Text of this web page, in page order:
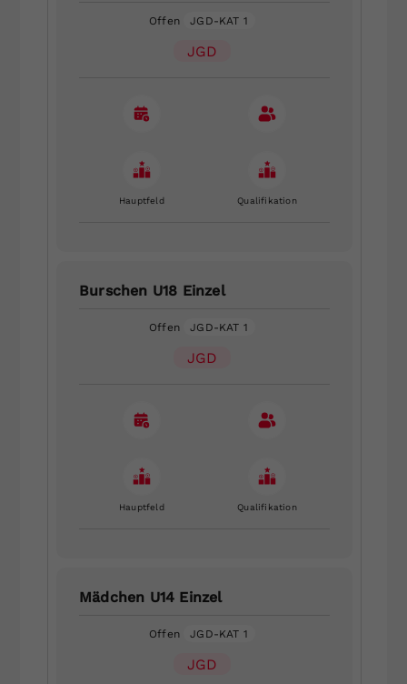
Offen JGD-KAT 1
JGD
Hauptfeld Qualifikation
Burschen U18 Einzel
Offen JGD-KAT 1
JGD
Hauptfeld Qualifikation
Mädchen U14 Einzel
Offen JGD-KAT 1
JGD